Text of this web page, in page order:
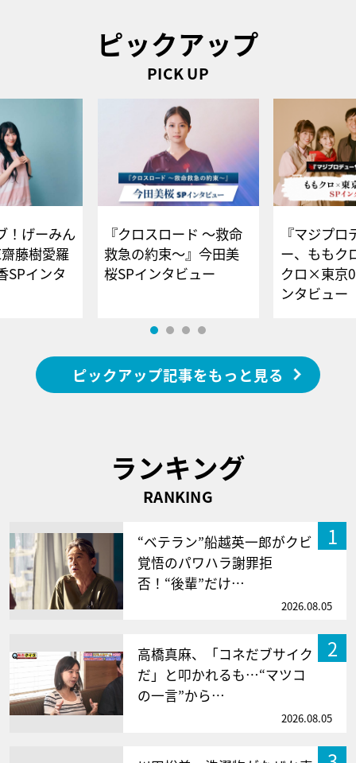
ピックアップ
PICK UP
！げーみん
藤樹愛羅
SPインタ
『クロスロード ～救命
救急の約束～』今田美
桜SPインタビュー
『マジプロ
ー、ももク
クロ×東京
ンタビュー
ピックアップ記事をもっと見る
ランキング
RANKING
1
“ベテラン”船越英一郎がクビ
覚悟のパワハラ謝罪拒
否！“後輩”だけ…
2026.08.05
2
高橋真麻、「コネだブサイク
だ」と叩かれるも…“マツコ
の一言”から…
2026.08.05